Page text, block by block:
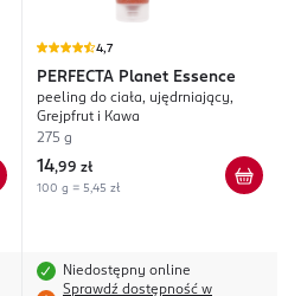
4,7
PERFECTA Planet Essence
peeling do ciała, ujędrniający,
Grejpfrut i Kawa
275 g
14,99 zł
100 g = 5,45 zł
Niedostępny online
Sprawdź dostępność w